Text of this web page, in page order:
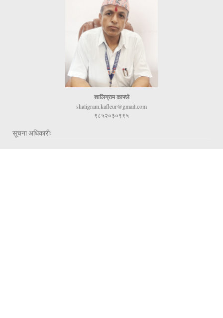
शालिग्राम काफ्ले
shaligram.kafleur@gmail.com
९८५२०३०९९५
सूचना अधिकारीः